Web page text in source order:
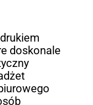
doskonale